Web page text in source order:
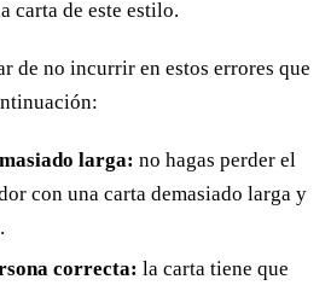
carta de este estilo.
de no incurrir en estos errores que
larga: no hagas perder el
con una carta demasiado larga y
correcta: la carta tiene que